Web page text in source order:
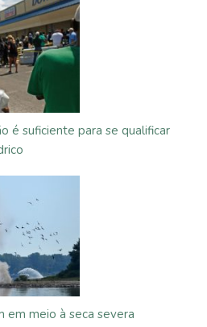
é suficiente para se qualificar
em meio à seca severa